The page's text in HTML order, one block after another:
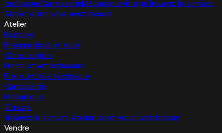
techniqueCarrosserieMécaniqueVitrageTrouvez le service
Atelier dont vous avez besoin
Atelier
Révision
Pneumatique et roue
Climatisation
Freins et amortisseurs
Pré-contrôle technique
Carrosserie
Mécanique
Vitrage
Trouvez le service Atelier dont vous avez besoin
Vendre